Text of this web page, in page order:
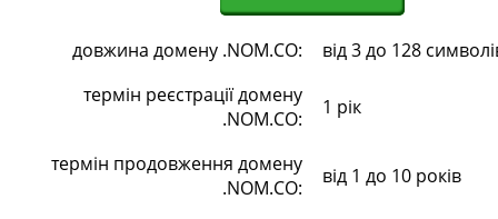
довжина домену .NOM.CO:
від 3 до 128
термін реєстрації домену
.NOM.CO:
1 рік
термін продовження домену
.NOM.CO:
від 1 до 10 років